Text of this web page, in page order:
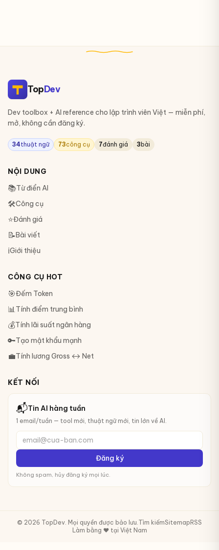
TopDev
Dev toolbox + AI reference cho lập trình viên Việt — miễn phí,
mở, không cần đăng ký.
34thuật ngữ 73công cụ 7đánh giá 3 bài
NỘI DUNG
📚Từ điển AI
🛠Công cụ
⭐Đánh giá
📝Bài viết
ℹ️Giới thiệu
CÔNG CỤ HOT
🎯Đếm Token
📊Tính điểm trung bình
💰Tính lãi suất ngân hàng
🔑Tạo mật khẩu mạnh
💼Tính lương Gross ↔ Net
KẾT NỐI
📬Tin AI hàng tuần
1 email/tuần — tool mới, thuật ngữ mới, tin lớn về AI.
email@cua-ban.com
Đăng ký
Không spam, hủy đăng ký mọi lúc.
© 2026 TopDev. Mọi quyền được bảo lưu.Tìm kiếmSitemap RSS
Làm bằng ❤️ tại Việt Nam